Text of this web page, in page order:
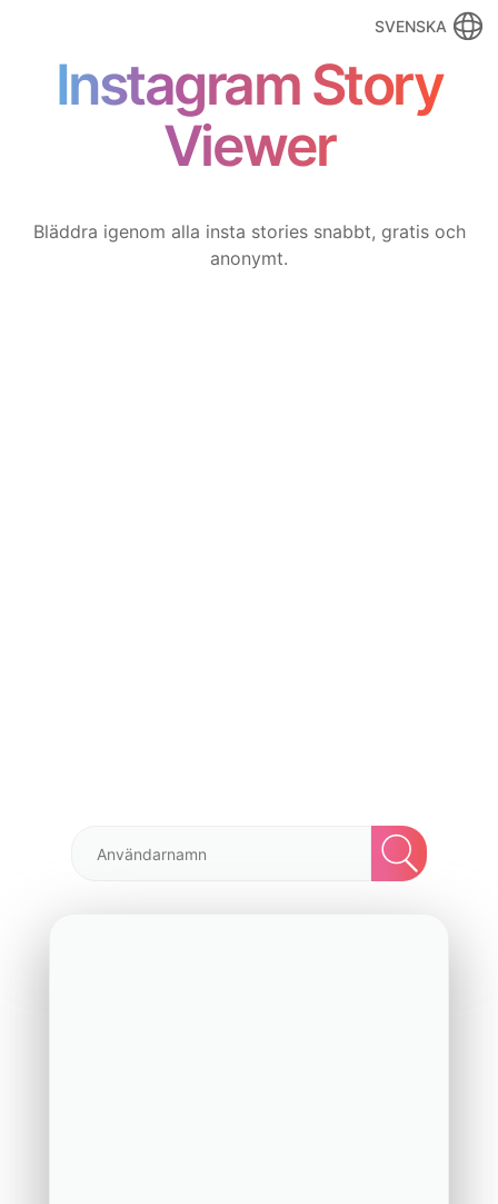
SVENSKA
Instagram Story
Viewer
Bläddra igenom alla insta stories snabbt, gratis och
anonymt.